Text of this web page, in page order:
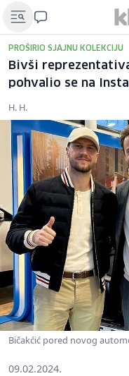
PROŠIRIO SJAJNU KOLEKCIJU
Bivši
pohvalio se na
H. H.
Bičakćić pored novog
09.02.2024.